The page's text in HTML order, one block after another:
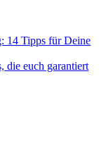
14 Tipps für Deine
die euch garantiert